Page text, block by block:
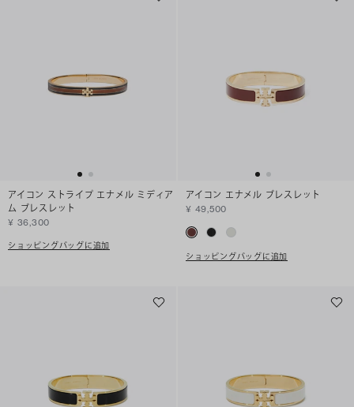
アイコン ストライプ エナメル ミディア
ム ブレスレット
¥ 36,300
ショッピングバッグに追加
アイコン エナメル ブレスレット
¥ 49,500
ショッピングバッグに追加